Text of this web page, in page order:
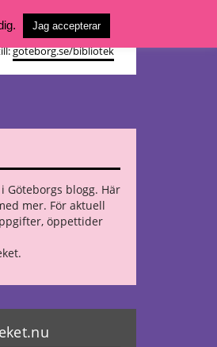
logga in på ditt
eller nå övriga
goteborg.se/bibliotek
Göteborgs blogg. Här
mer. För aktuell
öppettider
.
Jag accepterar